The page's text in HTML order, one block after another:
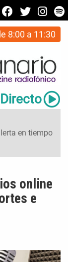
8:00 a 11:30
Directo
en tiempo
online
e